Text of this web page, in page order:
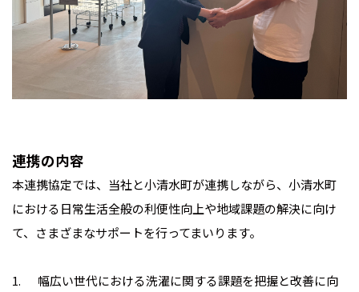
連携の内容
本連携協定では、当社と小清水町が連携しながら、小清水町
における日常生活全般の利便性向上や地域課題の解決に向け
て、さまざまなサポートを行ってまいります。
1. 幅広い世代における洗濯に関する課題を把握と改善に向